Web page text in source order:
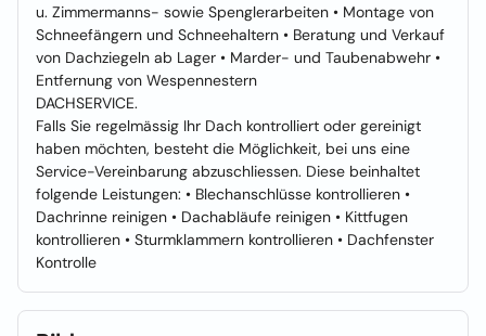
u. Zimmermanns- sowie Spenglerarbeiten • Montage von
Schneefängern und Schneehaltern • Beratung und Verkauf
von Dachziegeln ab Lager • Marder- und Taubenabwehr •
Entfernung von Wespennestern
DACHSERVICE.
Falls Sie regelmässig Ihr Dach kontrolliert oder gereinigt
haben möchten, besteht die Möglichkeit, bei uns eine
Service-Vereinbarung abzuschliessen. Diese beinhaltet
folgende Leistungen: • Blechanschlüsse kontrollieren •
Dachrinne reinigen • Dachabläufe reinigen • Kittfugen
kontrollieren • Sturmklammern kontrollieren • Dachfenster
Kontrolle